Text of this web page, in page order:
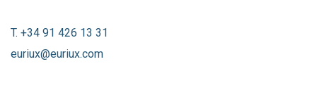
T. +34 91 426 13 31
euriux@euriux.com